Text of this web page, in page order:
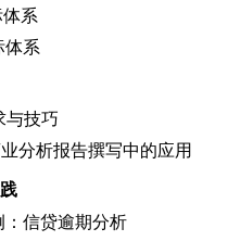
系
体系
与技巧
分析报告撰写中的应用
：信贷逾期分析